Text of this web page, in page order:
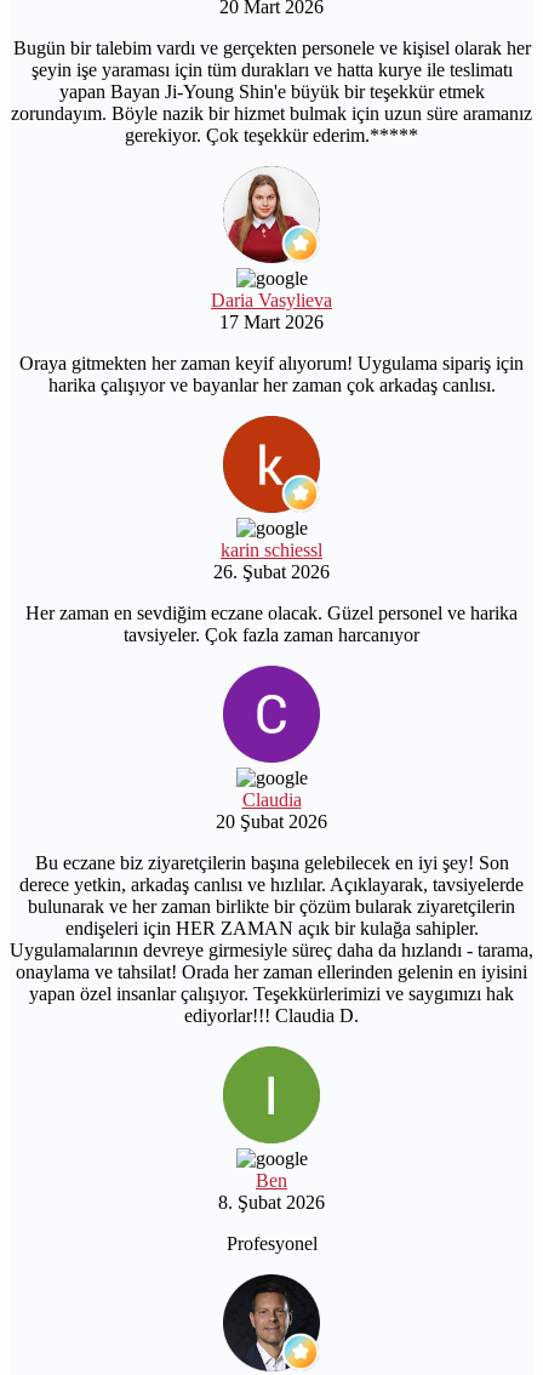
20 Mart 2026
Bugün bir talebim vardı ve gerçekten personele ve kişisel olarak her
şeyin işe yaraması için tüm durakları ve hatta kurye ile teslimatı
yapan Bayan Ji-Young Shin'e büyük bir teşekkür etmek
zorundayım. Böyle nazik bir hizmet bulmak için uzun süre aramanız
gerekiyor. Çok teşekkür ederim.*****
Daria Vasylieva
17 Mart 2026
Oraya gitmekten her zaman keyif alıyorum! Uygulama sipariş için
harika çalışıyor ve bayanlar her zaman çok arkadaş canlısı.
karin schiessl
26. Şubat 2026
Her zaman en sevdiğim eczane olacak. Güzel personel ve harika
tavsiyeler. Çok fazla zaman harcanıyor
Claudia
20 Şubat 2026
Bu eczane biz ziyaretçilerin başına gelebilecek en iyi şey! Son
derece yetkin, arkadaş canlısı ve hızlılar. Açıklayarak, tavsiyelerde
bulunarak ve her zaman birlikte bir çözüm bularak ziyaretçilerin
endişeleri için HER ZAMAN açık bir kulağa sahipler.
Uygulamalarının devreye girmesiyle süreç daha da hızlandı - tarama,
onaylama ve tahsilat! Orada her zaman ellerinden gelenin en iyisini
yapan özel insanlar çalışıyor. Teşekkürlerimizi ve saygımızı hak
ediyorlar!!! Claudia D.
Ben
8. Şubat 2026
Profesyonel